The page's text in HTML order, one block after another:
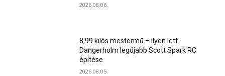
2026.08.06.
8,99 kilós mestermű – ilyen lett
Dangerholm legújabb Scott Spark RC
építése
2026.08.05.